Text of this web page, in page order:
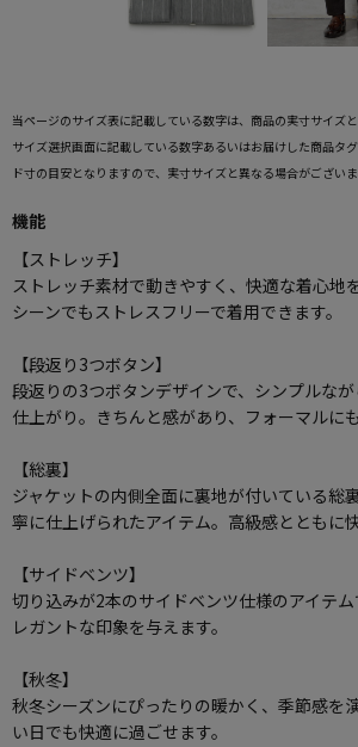
当ページのサイズ表に記載している数字は、商品の実寸サイズと
サイズ選択画面に記載している数字あるいはお届けした商品タ
ド寸の目安となりますので、実寸サイズと異なる場合がございま
機能
【ストレッチ】
ストレッチ素材で動きやすく、快適な着心地
シーンでもストレスフリーで着用できます。
【段返り3つボタン】
段返りの3つボタンデザインで、シンプルな
仕上がり。きちんと感があり、フォーマルにも
【総裏】
ジャケットの内側全面に裏地が付いている総
寧に仕上げられたアイテム。高級感とともに
【サイドベンツ】
切り込みが2本のサイドベンツ仕様のアイテ
レガントな印象を与えます。
【秋冬】
秋冬シーズンにぴったりの暖かく、季節感を
い日でも快適に過ごせます。